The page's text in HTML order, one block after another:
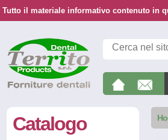
Tutto il materiale informativo contenuto in
Catalogo